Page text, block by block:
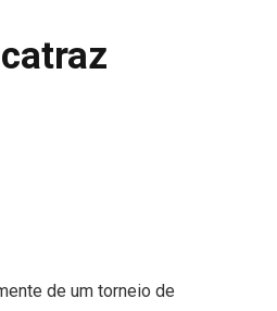
de um torneio de